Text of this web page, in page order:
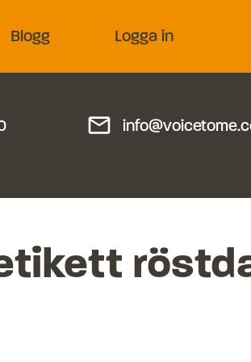
Blogg Logga in
mail_outline